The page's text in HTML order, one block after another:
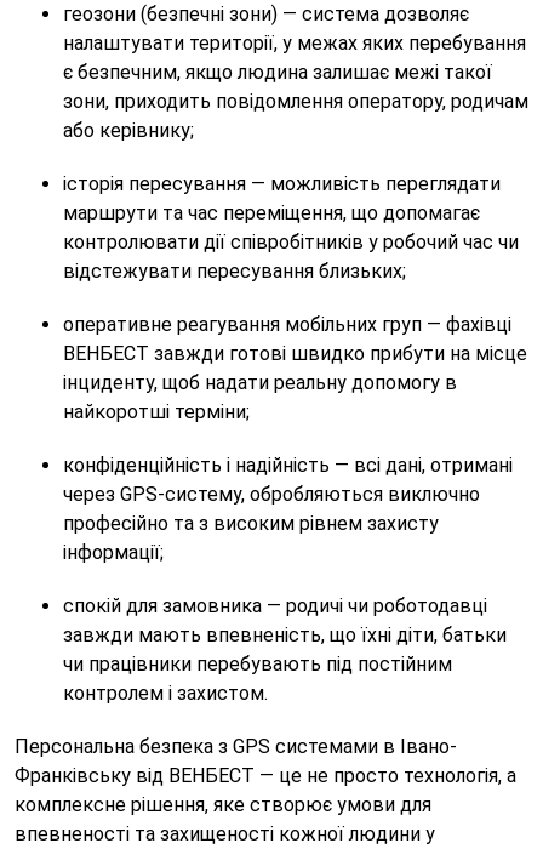
геозони (безпечні зони) — система дозволяє
налаштувати території, у межах яких перебування
є безпечним, якщо людина залишає межі такої
зони, приходить повідомлення оператору, родичам
або керівнику;
історія пересування — можливість переглядати
маршрути та час переміщення, що допомагає
контролювати дії співробітників у робочий час чи
відстежувати пересування близьких;
оперативне реагування мобільних груп — фахівці
ВЕНБЕСТ завжди готові швидко прибути на місце
інциденту, щоб надати реальну допомогу в
найкоротші терміни;
конфіденційність і надійність — всі дані, отримані
через GPS-систему, обробляються виключно
професійно та з високим рівнем захисту
інформації;
спокій для замовника — родичі чи роботодавці
завжди мають впевненість, що їхні діти, батьки
чи працівники перебувають під постійним
контролем і захистом.
Персональна безпека з GPS системами в Івано-
Франківську від ВЕНБЕСТ — це не просто технологія, а
комплексне рішення, яке створює умови для
впевненості та захищеності кожної людини у